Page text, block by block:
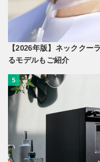
【2026年版】ネッククー
るモデルもご紹介
5